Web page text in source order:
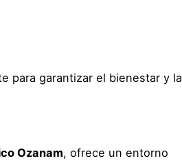
para garantizar el bienestar y la
Ozanam, ofrece un entorno